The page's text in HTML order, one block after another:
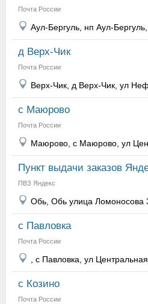
Почта России
Аул-Бергуль, нп Аул-
д Верх-Чик
Почта России
Верх-Чик, д Верх-Чик, ул
с Маюрово
Почта России
Маюрово, с Маюрово, ул
Пункт выдачи заказов
ПВЗ Яндекс
Обь, Обь улица Ломоносова
с Павловка
Почта России
, с Павловка, ул
с Козино
Почта России